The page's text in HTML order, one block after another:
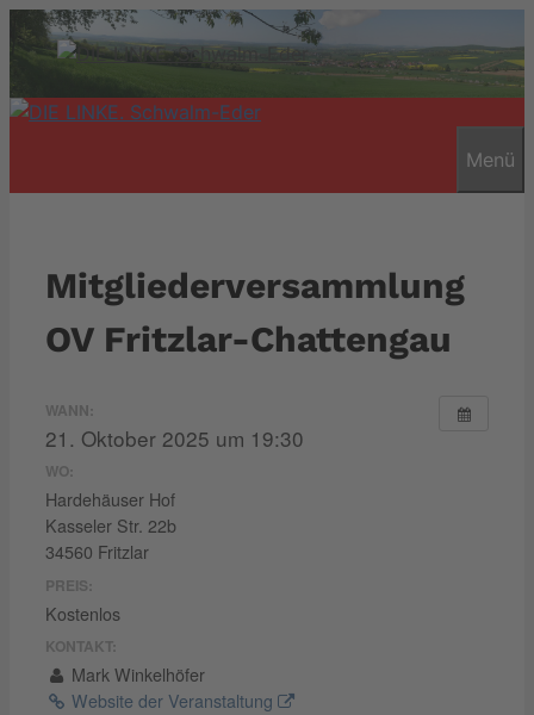
Zum
Inhalt
springen
Menü
Mitgliederversammlung
OV Fritzlar-Chattengau
WANN:
21. Oktober 2025 um 19:30
WO:
Hardehäuser Hof
Kasseler Str. 22b
34560 Fritzlar
PREIS:
Kostenlos
KONTAKT:
Mark Winkelhöfer
Website der Veranstaltung